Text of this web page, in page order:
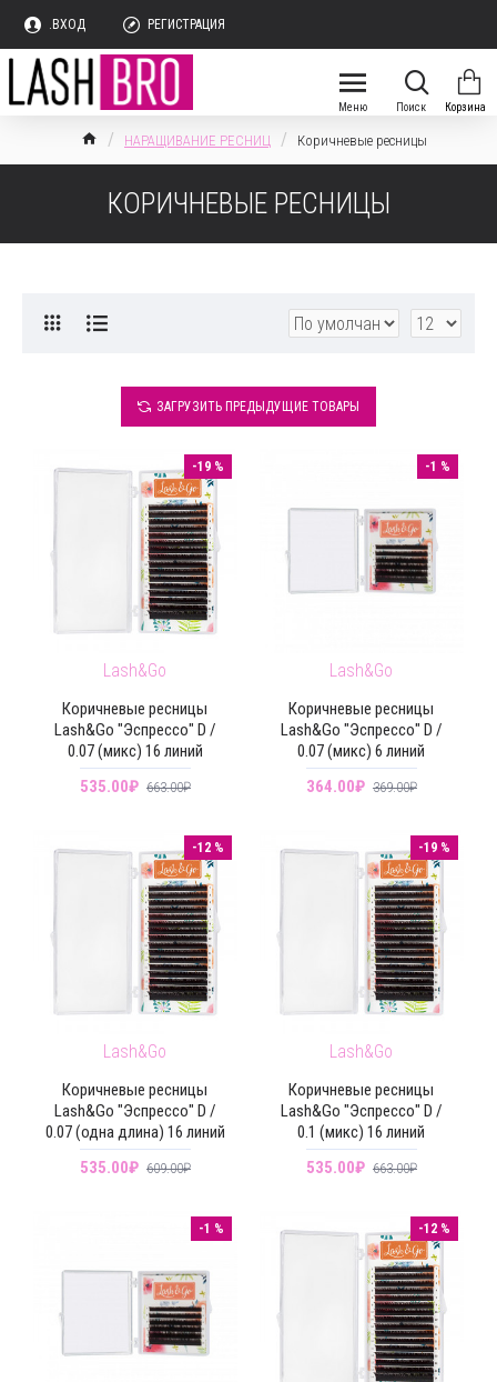
.ВХОД РЕГИСТРАЦИЯ
НАРАЩИВАНИЕ РЕСНИЦ Коричневые ресницы
КОРИЧНЕВЫЕ РЕСНИЦЫ
ЗАГРУЗИТЬ ПРЕДЫДУЩИЕ ТОВАРЫ
-19 %
Lash&Go
Коричневые ресницы
Lash&Go "Эспрессо" D /
0.07 (микс) 16 линий
535.00₽ 663.00₽
-1 %
Lash&Go
Коричневые ресницы
Lash&Go "Эспрессо" D /
0.07 (микс) 6 линий
364.00₽ 369.00₽
-12 %
Lash&Go
Коричневые ресницы
Lash&Go "Эспрессо" D /
0.07 (одна длина) 16 линий
535.00₽ 609.00₽
-19 %
Lash&Go
Коричневые ресницы
Lash&Go "Эспрессо" D /
0.1 (микс) 16 линий
535.00₽ 663.00₽
-1 % -12 %